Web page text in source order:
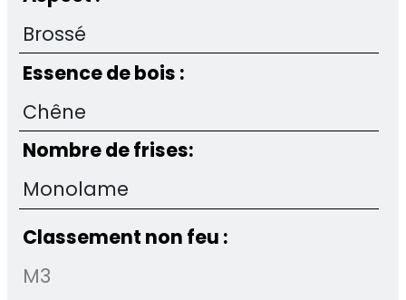
Brossé
Essence de bois :
Chêne
Nombre de frises:
Monolame
Classement non feu :
M3